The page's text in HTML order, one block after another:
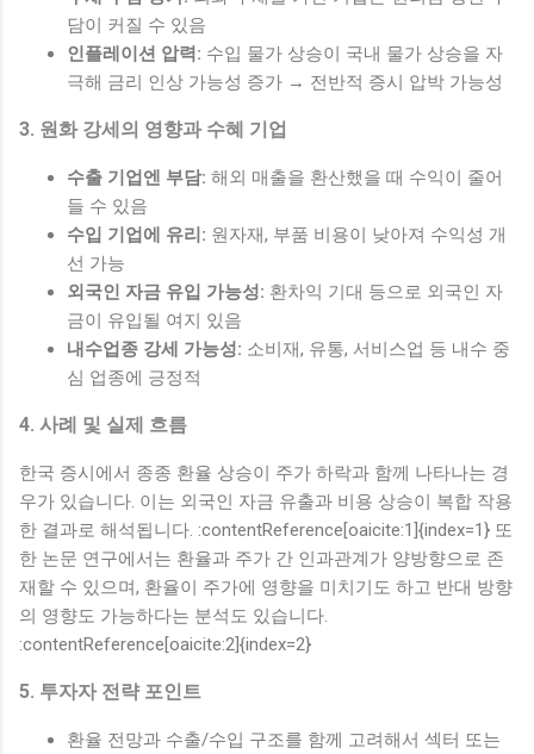
담이 커질 수 있음
인플레이션 압력: 수입 물가 상승이 국내 물가 상승을 자
극해 금리 인상 가능성 증가 → 전반적 증시 압박 가능성
3. 원화 강세의 영향과 수혜 기업
수출 기업엔 부담: 해외 매출을 환산했을 때 수익이 줄어
들 수 있음
수입 기업에 유리: 원자재, 부품 비용이 낮아져 수익성 개
선 가능
외국인 자금 유입 가능성: 환차익 기대 등으로 외국인 자
금이 유입될 여지 있음
내수업종 강세 가능성: 소비재, 유통, 서비스업 등 내수 중
심 업종에 긍정적
4. 사례 및 실제 흐름
한국 증시에서 종종 환율 상승이 주가 하락과 함께 나타나는 경
우가 있습니다. 이는 외국인 자금 유출과 비용 상승이 복합 작용
한 결과로 해석됩니다. :contentReference[oaicite:1]{index=1} 또
한 논문 연구에서는 환율과 주가 간 인과관계가 양방향으로 존
재할 수 있으며, 환율이 주가에 영향을 미치기도 하고 반대 방향
의 영향도 가능하다는 분석도 있습니다.
:contentReference[oaicite:2]{index=2}
5. 투자자 전략 포인트
환율 전망과 수출/수입 구조를 함께 고려해서 섹터 또는